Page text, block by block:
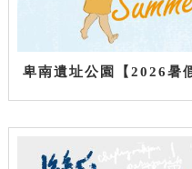
卑南遺址公園【2026暑